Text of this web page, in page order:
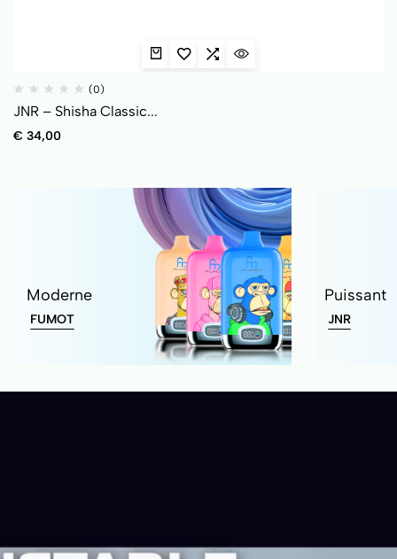
(0)
JNR – Shisha Classic...
€ 34,00
Moderne
FUMOT
Puissant
JNR